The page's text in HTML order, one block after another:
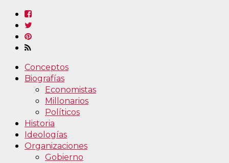
Conceptos
Biografías
Economistas
Millonarios
Políticos
Historia
Ideologías
Organizaciones
Gobierno